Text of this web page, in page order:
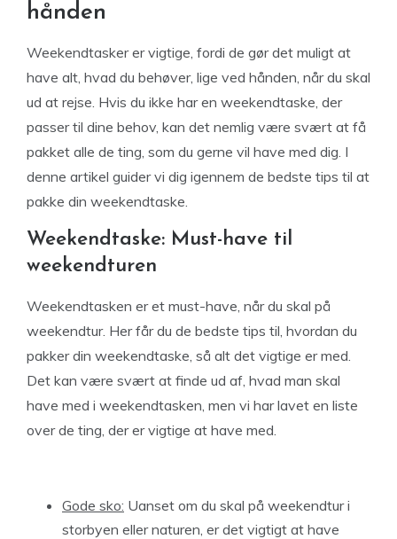
hånden
Weekendtasker er vigtige, fordi de gør det muligt at
have alt, hvad du behøver, lige ved hånden, når du skal
ud at rejse. Hvis du ikke har en weekendtaske, der
passer til dine behov, kan det nemlig være svært at få
pakket alle de ting, som du gerne vil have med dig. I
denne artikel guider vi dig igennem de bedste tips til at
pakke din weekendtaske.
Weekendtaske: Must-have til
weekendturen
Weekendtasken er et must-have, når du skal på
weekendtur. Her får du de bedste tips til, hvordan du
pakker din weekendtaske, så alt det vigtige er med.
Det kan være svært at finde ud af, hvad man skal
have med i weekendtasken, men vi har lavet en liste
over de ting, der er vigtige at have med.
Gode sko: Uanset om du skal på weekendtur i
storbyen eller naturen, er det vigtigt at have